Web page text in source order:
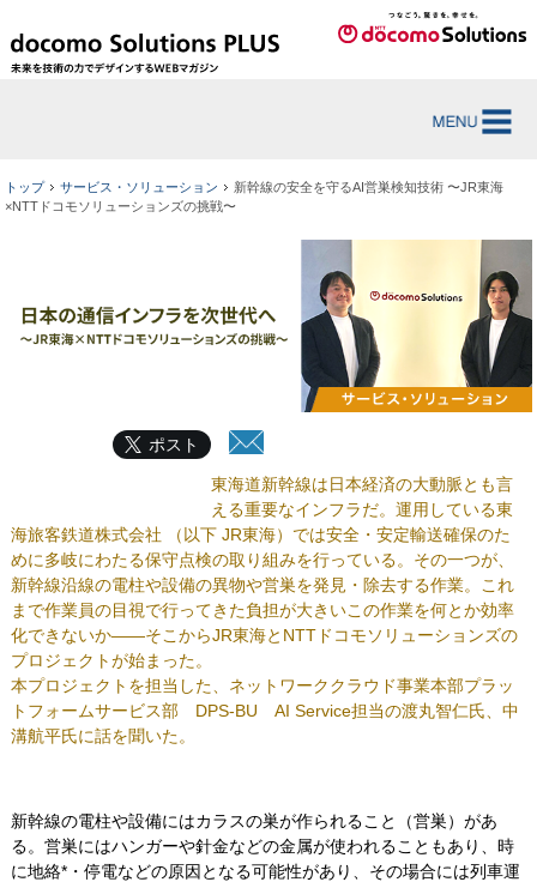
トップ サービス・ソリューション
新幹線の安全を守るAI営巣検知技術 〜JR東海
×NTTドコモソリューションズの挑戦〜
ポスト
東海道新幹線は日本経済の大動脈とも言
える重要なインフラだ。運用している東
海旅客鉄道株式会社 （以下 JR東海）では安全・安定輸送確保のた
めに多岐にわたる保守点検の取り組みを行っている。その一つが、
新幹線沿線の電柱や設備の異物や営巣を発見・除去する作業。これ
まで作業員の目視で行ってきた負担が大きいこの作業を何とか効率
化できないか——そこからJR東海とNTTドコモソリューションズの
プロジェクトが始まった。
本プロジェクトを担当した、ネットワーククラウド事業本部プラッ
トフォームサービス部 DPS-BU AI Service担当の渡丸智仁氏、中
溝航平氏に話を聞いた。
新幹線の電柱や設備にはカラスの巣が作られること（営巣）があ
る。営巣にはハンガーや針金などの金属が使われることもあり、時
に地絡*・停電などの原因となる可能性があり、その場合には列車運